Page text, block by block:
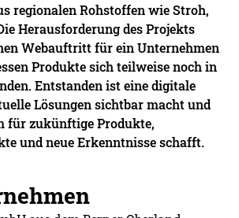
regionalen Rohstoffen wie Stroh,
Herausforderung des Projekts
Webauftritt für ein Unternehmen
Produkte sich teilweise noch in
Entstanden ist eine digitale
Lösungen sichtbar macht und
für zukünftige Produkte,
und neue Erkenntnisse schafft.